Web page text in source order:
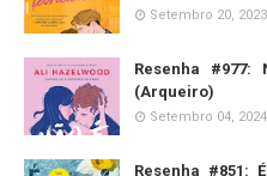
Setembro 20, 2023
Resenha
(Arqueiro)
Setembro 04, 2024
Resenha #851: